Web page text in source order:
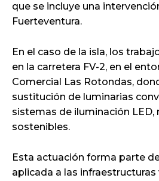
que se incluye una
Fuerteventura.
En el caso de la isla, los
en la carretera FV-2, en el
Comercial Las Rotondas,
sustitución de luminarias
sistemas de iluminación LED,
sostenibles.
Esta actuación forma parte
aplicada a las infraestructuras